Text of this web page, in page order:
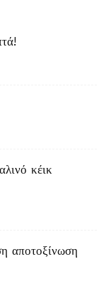
κέικ
αποτοξίνωση